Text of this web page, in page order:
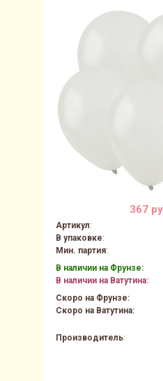
367
Артикул:
В упаковке:
Мин. партия:
В наличии на Фрунзе:
В наличии на Ватутина:
Скоро на Фрунзе:
Скоро на Ватутина:
Производитель: